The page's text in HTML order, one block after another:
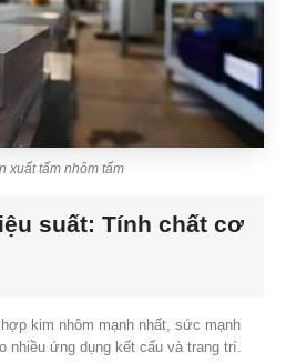
xuất tấm nhôm tấm
suất: Tính chất cơ
kim nhôm mạnh nhất, sức mạnh
nhiều ứng dụng kết cấu và trang trí.